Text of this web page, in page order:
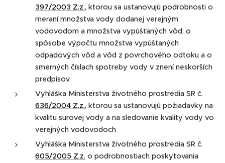
397/2003 Z.z., ktorou sa ustanovujú podrobnosti o
meraní množstva vody dodanej verejným
vodovodom a množstva vypúšťaných vôd, o
spôsobe výpočtu množstva vypúšťaných
odpadových vôd a vôd z povrchového odtoku a o
smerných číslach spotreby vody v znení neskorších
predpisov
Vyhláška Ministerstva životného prostredia SR č.
636/2004 Z.z., ktorou sa ustanovujú požiadavky na
kvalitu surovej vody a na sledovanie kvality vody vo
verejných vodovodoch
Vyhláška Ministerstva životného prostredia SR č.
605/2005 Z.z. o podrobnostiach poskytovania